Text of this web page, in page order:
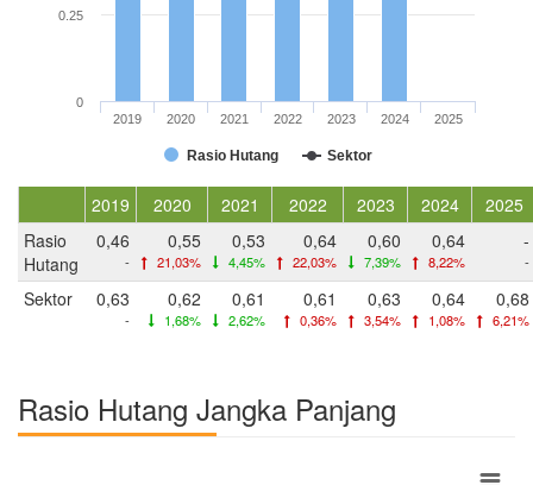
Rasio Hutang Sektor
2019 2020 2021 2022 2023 2024 2025
0
0.25
2019 2020 2021 2022 2023 2024
2025
Rasio
Hutang
0,46
-
0,55
21,03%
0,53
4,45%
0,64
22,03%
0,60
7,39%
0,64
8,22%
-
-
Sektor 0,63
-
0,62
1,68%
0,61
2,62%
0,61
0,36%
0,63
3,54%
0,64
1,08%
0,68
6,21%
Rasio Hutang Jangka Panjang